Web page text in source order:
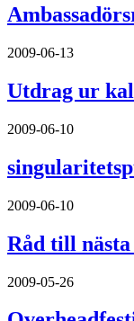
2009-06-13
Utdrag ur
2009-06-10
2009-06-10
Råd till nästa
2009-05-26